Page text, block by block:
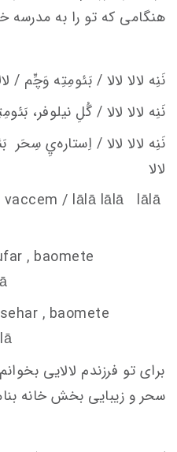
هنگامی که تو را به مدرسه
نَنِه لالا لالا / بَئومِتِه وَچِّم /
نَنِه لالا لالا / گُلِ نيلوفر،
نَنِه لالا لالا / اِستاره‌يِ سِحَر
لالا
ccem / lālā lālā lālā
, baomete
, baomete
برای تو فرزندم لالایی
سحر و زیبایی بخش خانه